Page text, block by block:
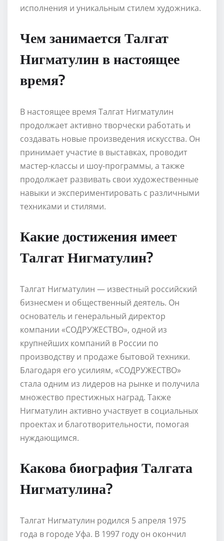
исполнения и уникальным стилем художника.
Чем занимается Талгат
Нигматулин в настоящее
время?
В настоящее время Талгат Нигматулин
продолжает активно творчески работать и
создавать новые произведения искусства. Он
принимает участие в выставках, проводит
мастер-классы и шоу-программы, а также
продолжает развивать свои художественные
навыки и экспериментировать с различными
техниками и стилями.
Какие достижения имеет
Талгат Нигматулин?
Талгат Нигматулин — известный российский
бизнесмен и общественный деятель. Он
основатель и генеральный директор
компании «СОДРУЖЕСТВО», одной из
крупнейших компаний в России по
производству и продаже бытовой техники.
Благодаря его усилиям, «СОДРУЖЕСТВО»
стала одним из лидеров на рынке и получила
множество престижных наград. Также
Нигматулин активно участвует в социальных
проектах и благотворительности, помогая
нуждающимся.
Какова биография Талгата
Нигматулина?
Талгат Нигматулин родился 5 апреля 1975
года в городе Уфа. В 1997 году он окончил